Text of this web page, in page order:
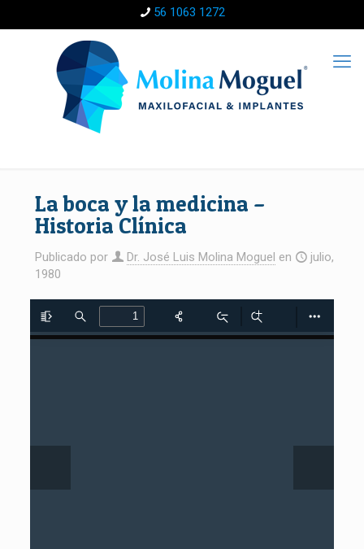
56 1063 1272
La boca y la medicina –
Historia Clínica
Publicado por Dr. José Luis Molina Moguel en
julio,
1980